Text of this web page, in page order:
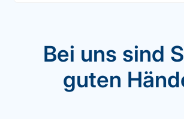
Bei uns sind
guten